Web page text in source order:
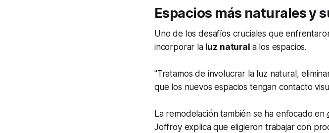
Espacios más naturales y
Uno de los desafíos cruciales que
incorporar laluz natural a los espacios.
"Tratamos de involucrar la luz natural,
que los nuevos espacios tengan contacto
La remodelación también se ha enfocado en
Joffroy explica que eligieron trabajar con